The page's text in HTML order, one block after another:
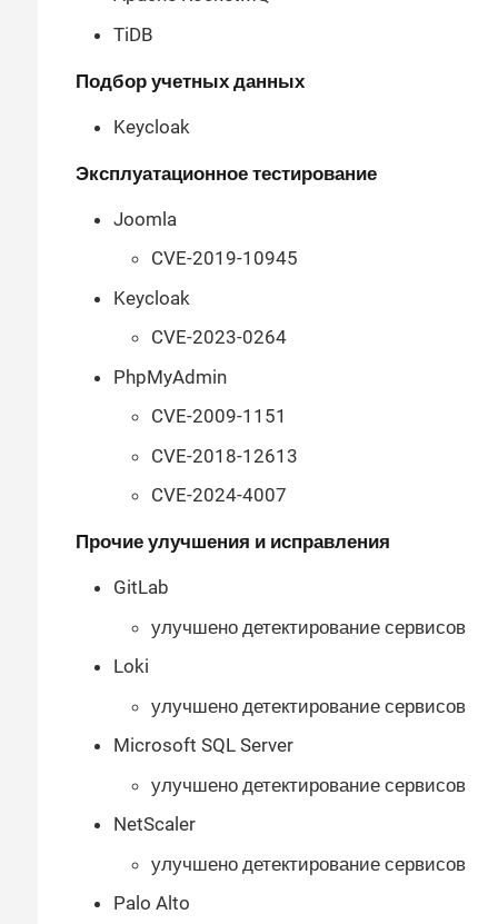
TiDB
Подбор учетных данных
Keycloak
Эксплуатационное тестирование
Joomla
CVE-2019-10945
Keycloak
CVE-2023-0264
PhpMyAdmin
CVE-2009-1151
CVE-2018-12613
CVE-2024-4007
Прочие улучшения и исправления
GitLab
улучшено детектирование сервисов
Loki
улучшено детектирование сервисов
Microsoft SQL Server
улучшено детектирование сервисов
NetScaler
улучшено детектирование сервисов
Palo Alto